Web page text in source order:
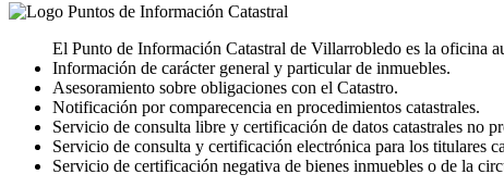
El Punto de Información Catastral de Villarrobledo es la oficina
Información de carácter general y particular de inmuebles.
Asesoramiento sobre obligaciones con el Catastro.
Notificación por comparecencia en procedimientos catastrales.
Servicio de consulta libre y certificación de datos catastrales no
Servicio de consulta y certificación electrónica para los titulares
Servicio de certificación negativa de bienes inmuebles o de la